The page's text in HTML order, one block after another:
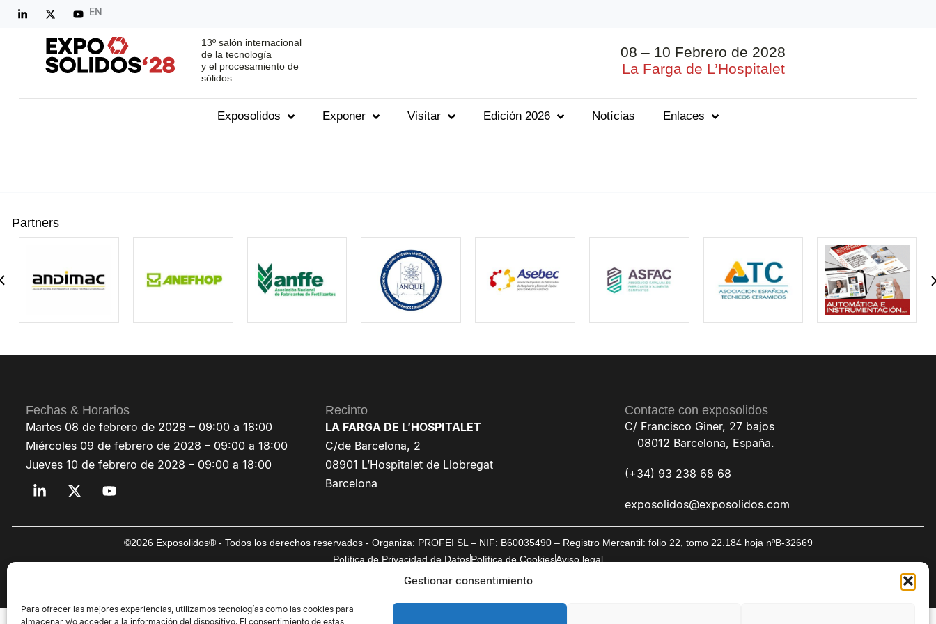
Gestionar consentimiento
Para ofrecer las mejores experiencias, utilizamos tecnologías como las cookies para
almacenar y/o acceder a la información del dispositivo. El consentimiento de estas
EN
13º salón internacional
de la tecnología
y el procesamiento de
sólidos
08 – 10 Febrero de 2028
La Farga de L’Hospitalet
Exposolidos Exponer Visitar Edición 2026 Notícias Enlaces
Partners
Fechas & Horarios
Martes 08 de febrero de 2028 – 09:00 a 18:00
Miércoles 09 de febrero de 2028 – 09:00 a 18:00
Jueves 10 de febrero de 2028 – 09:00 a 18:00
Recinto
LA FARGA DE L’HOSPITALET
C/de Barcelona, 2
08901 L’Hospitalet de Llobregat
Barcelona
Contacte con exposolidos
C/ Francisco Giner, 27 bajos
08012 Barcelona, España.
(+34) 93 238 68 68
exposolidos@exposolidos.com
©2026 Exposolidos® - Todos los derechos reservados - Organiza: PROFEI SL – NIF: B60035490 – Registro Mercantil: folio 22, tomo 22.184 hoja nºB-32669
Política de Privacidad de DatosPolítica de CookiesAviso legal